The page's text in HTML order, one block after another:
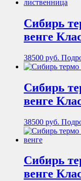
Сибирь
венге
38500 руб.
Сибирь
венге
38500 руб.
Сибирь
венге